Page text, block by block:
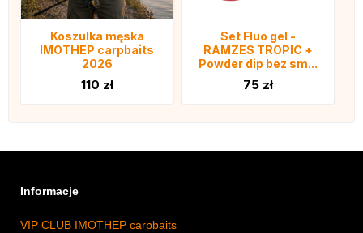
Koszulka męska
IMOTHEP carpbaits
2026
110 zł
Set Fluo gel -
RAMZES TROPIC +
Powder dip bez sm...
75 zł
Informacje
VIP CLUB IMOTHEP carpbaits